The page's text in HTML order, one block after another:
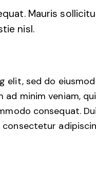
Mauris
nisl.
elit, sed do
minim veniam,
consequat.